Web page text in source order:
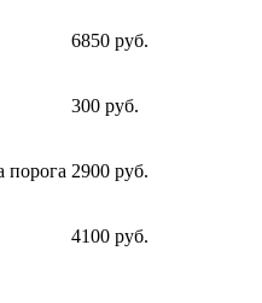
6850 руб.
300 руб.
порога 2900 руб.
4100 руб.